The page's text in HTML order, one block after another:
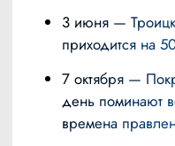
3 июня — Троицкая родительская суббота. Она
приходится на
7 октября — Покровская родительская суббота. В этот
день поминают
времена